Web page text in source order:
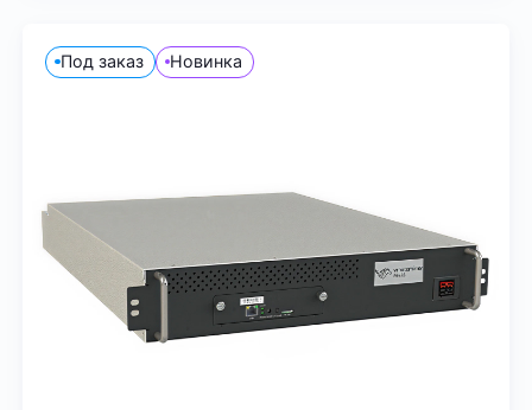
Под заказ Новинка